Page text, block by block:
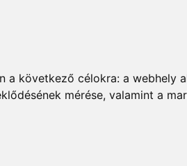
a következő célokra: a webhely
mérése, valamint a